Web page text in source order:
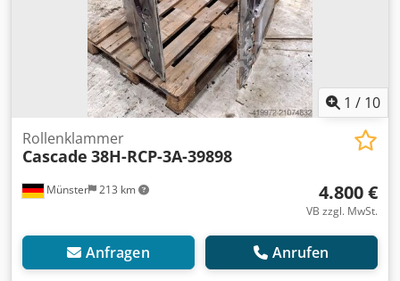
Fahrzeug bei uns erwerben. Mietkauf & Finanzierung zu
günstigen Konditionen sind auf Anfrage möglich. Wir
beraten Sie gerne kompetent und ausführlich zu unseren
Fahrzeugen.
1 / 10
Münster 213 km
Rollenklammer
Cascade 38H-RCP-3A-39898
4.800 €
VB zzgl. MwSt.
Anfragen Anrufen